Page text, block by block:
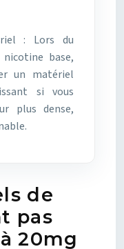
: Lors du
base,
un matériel
si vous
plus dense,
de
pas
20mg